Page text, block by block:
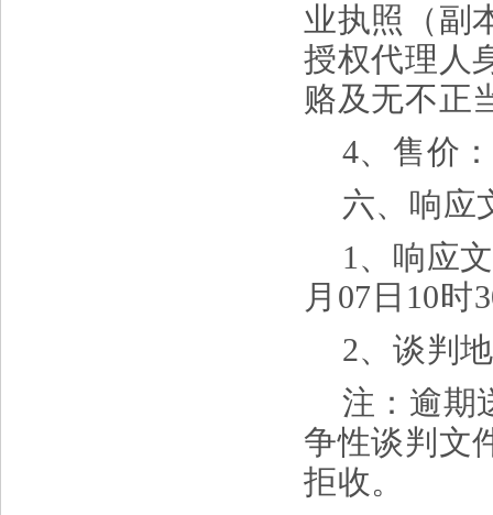
业执照（副
授权代理人
赂及无不正
4、售价
六、响应
1、响应
月 07 日 10时
2、谈判
注：逾期
争性谈判文
拒收。